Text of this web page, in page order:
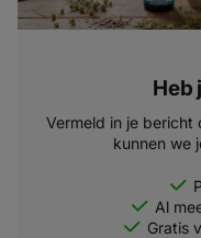
Heb
Vermeld in je
kunnen we
Al
Gratis